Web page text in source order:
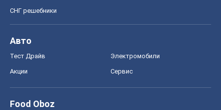
СНГ решебники
Авто
Тест Драйв Электромобили
Акции Сервис
Food Oboz